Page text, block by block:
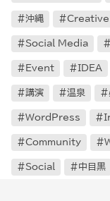
沖縄 Creative
Social Media
Event IDEA
講演 温泉
WordPress
Community
Social 中目黒